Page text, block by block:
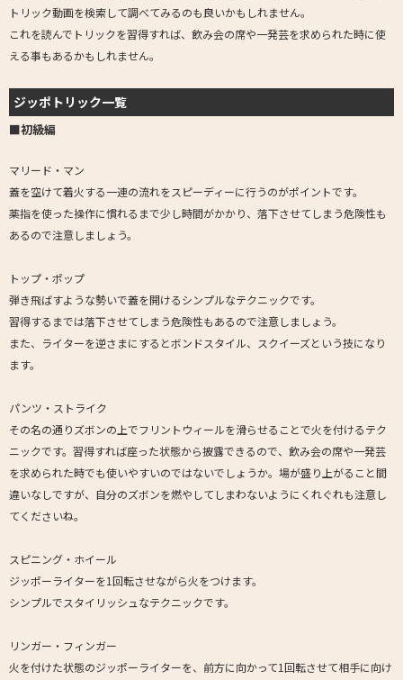
トリック動画を検索して調べてみるのも良いかもしれません。
これを読んでトリックを習得すれば、飲み会の席や一発芸を求められた時に使
える事もあるかもしれません。
ジッポトリック一覧
■初級編
マリード・マン
蓋を空けて着火する一連の流れをスピーディーに行うのがポイントです。
薬指を使った操作に慣れるまで少し時間がかかり、落下させてしまう危険性も
あるので注意しましょう。
トップ・ポップ
弾き飛ばすような勢いで蓋を開けるシンプルなテクニックです。
習得するまでは落下させてしまう危険性もあるので注意しましょう。
また、ライターを逆さまにするとボンドスタイル、スクイーズという技になり
ます。
パンツ・ストライク
その名の通りズボンの上でフリントウィールを滑らせることで火を付けるテク
ニックです。習得すれば座った状態から披露できるので、飲み会の席や一発芸
を求められた時でも使いやすいのではないでしょうか。場が盛り上がること間
違いなしですが、自分のズボンを燃やしてしまわないようにくれぐれも注意し
てくださいね。
スピニング・ホイール
ジッポーライターを1回転させながら火をつけます。
シンプルでスタイリッシュなテクニックです。
リンガー・フィンガー
火を付けた状態のジッポーライターを、前方に向かって1回転させて相手に向け